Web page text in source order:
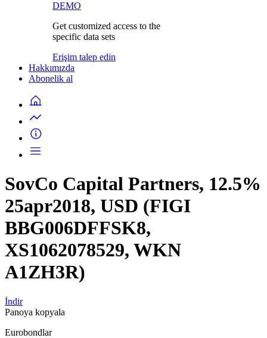
DEMO
Get customized access to the
specific data sets
Erişim talep edin
Hakkımızda
Abonelik al
SovCo Capital Partners, 12.5%
25apr2018, USD (FIGI
BBG006DFFSK8,
XS1062078529, WKN
A1ZH3R)
İndir
Panoya kopyala
Eurobondlar